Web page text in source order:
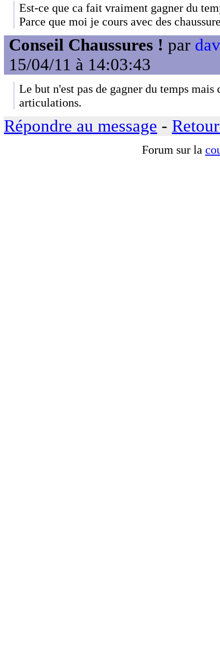
Est-ce que ca fait vraiment gagner du
Parce que moi je cours avec des
Conseil Chaussures ! par
15/04/11 à 14:03:43
Le but n'est pas de gagner du temps mais
articulations.
Répondre au message -
Forum sur la